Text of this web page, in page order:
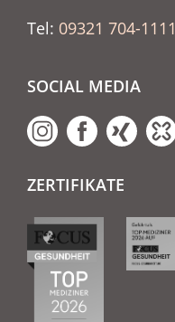
Tel: 09321 704-1111
SOCIAL MEDIA
ZERTIFIKATE